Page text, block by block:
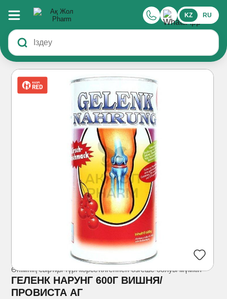
KZ RU
Өнімнің сыртқы түрі көрсетілгеннен өзгеше болуы мүмкін
ГЕЛЕНК НАРУНГ 600Г ВИШНЯ/
ПРОВИСТА АГ